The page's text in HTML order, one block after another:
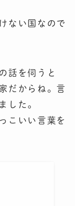
ない国なので
話を伺うと
だからね。言
した。
こいい言葉を